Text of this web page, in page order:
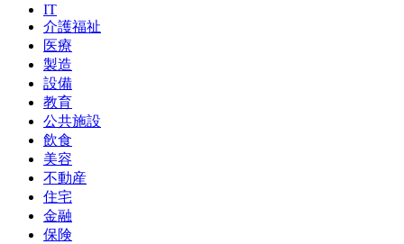
IT
介護福祉
医療
製造
設備
教育
公共施設
飲食
美容
不動産
住宅
金融
保険